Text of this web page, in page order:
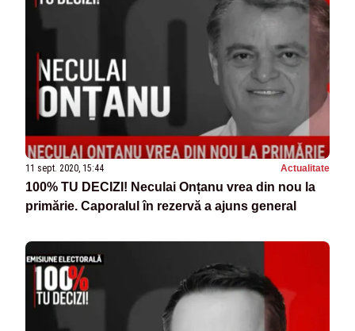
11 sept. 2020, 15:44 Actualitate
100% TU DECIZI! Neculai Onțanu vrea din nou la
primărie. Caporalul în rezervă a ajuns general